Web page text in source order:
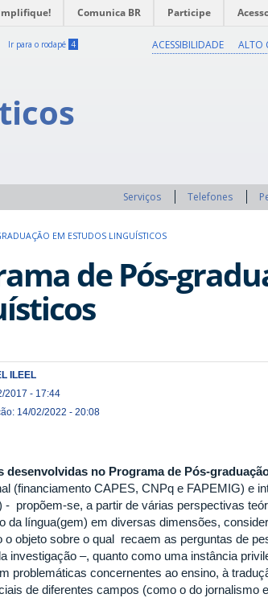
Comunica BR Participe
Ir para o rodapé 4 ACESSIBILIDADE ALTO
Serviços Telefones
EM ESTUDOS LINGUÍSTICOS
de Pós-
ILEEL
2017 - 17:44
14/02/2022 - 20:08
desenvolvidas no Programa de Pós-
(financiamento CAPES, CNPq e FAPEMIG) e
- propõem-se, a partir de várias perspectivas
da língua(gem) em diversas dimensões,
o objeto sobre o qual recaem as perguntas de
investigação –, quanto como uma instância
problemáticas concernentes ao ensino, à
de diferentes campos (como o do jornalismo